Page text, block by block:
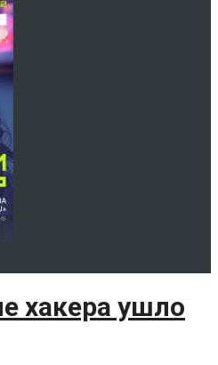
хакера ушло